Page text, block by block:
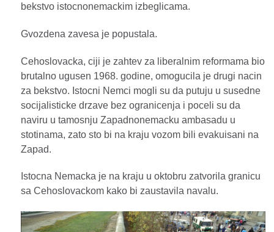
bekstvo istocnonemackim izbeglicama.
Gvozdena zavesa je popustala.
Cehoslovacka, ciji je zahtev za liberalnim reformama bio
brutalno ugusen 1968. godine, omogucila je drugi nacin
za bekstvo. Istocni Nemci mogli su da putuju u susedne
socijalisticke drzave bez ogranicenja i poceli su da
naviru u tamosnju Zapadnonemacku ambasadu u
stotinama, zato sto bi na kraju vozom bili evakuisani na
Zapad.
Istocna Nemacka je na kraju u oktobru zatvorila granicu
sa Cehoslovackom kako bi zaustavila navalu.